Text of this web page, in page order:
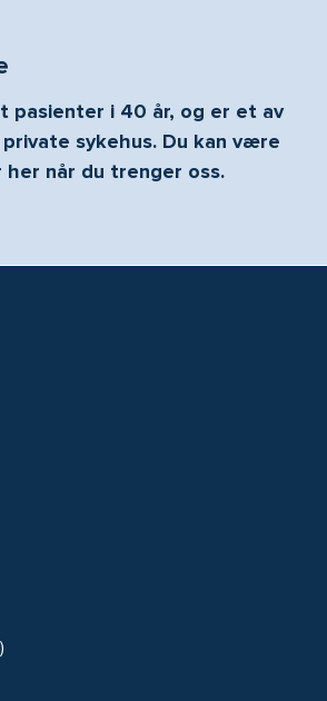
pasienter i 40 år, og er et av
sykehus. Du kan være
når du trenger oss.